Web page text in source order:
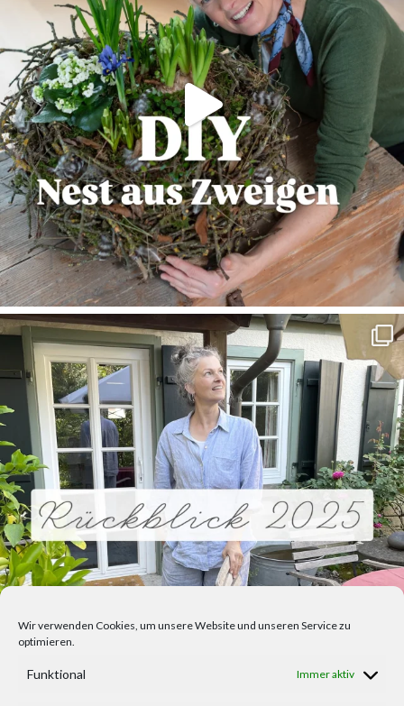
Wir verwenden Cookies, um unsere Website und unseren Service zu
optimieren.
Funktional Immer aktiv